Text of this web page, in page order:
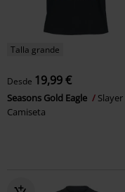
Talla grande
Desde 19,99 €
Seasons Gold Eagle
Slayer
Camiseta